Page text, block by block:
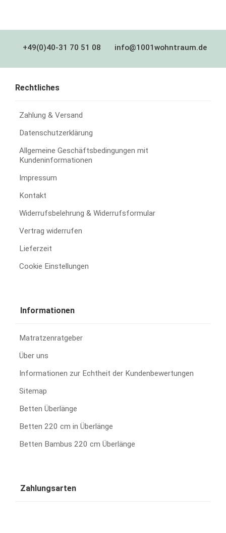
+49(0)40-31 70 51 08 info@1001wohntraum.de
Rechtliches
Zahlung & Versand
Datenschutzerklärung
Allgemeine Geschäftsbedingungen mit
Kundeninformationen
Impressum
Kontakt
Widerrufsbelehrung & Widerrufsformular
Vertrag widerrufen
Lieferzeit
Cookie Einstellungen
Informationen
Matratzenratgeber
Über uns
Informationen zur Echtheit der Kundenbewertungen
Sitemap
Betten Überlänge
Betten 220 cm in Überlänge
Betten Bambus 220 cm Überlänge
Zahlungsarten